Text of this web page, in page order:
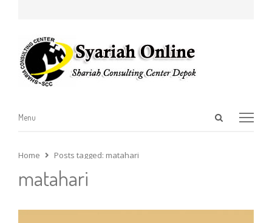
Open
Menu
Menu
Home Posts tagged: matahari
matahari